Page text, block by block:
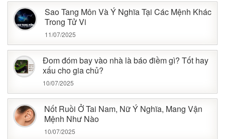
Sao Tang Môn Và Ý Nghĩa Tại Các Mệnh Khác
Trong Tử Vi
11/07/2025
Đom đóm bay vào nhà là báo điềm gì? Tốt hay
xấu cho gia chủ?
10/07/2025
Nốt Ruồi Ở Tai Nam, Nữ Ý Nghĩa, Mang Vận
Mệnh Như Nào
10/07/2025